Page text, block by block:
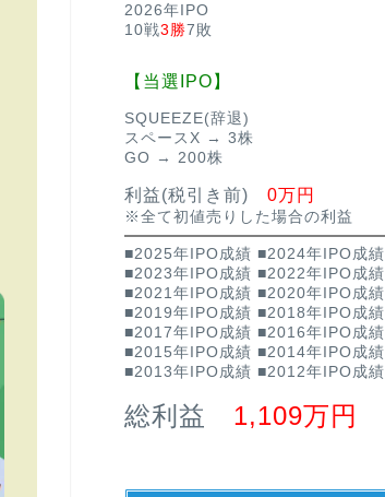
2026年IPO
10戦3勝7敗
【当選IPO】
SQUEEZE(辞退)
スペースX → 3株
GO → 200株
利益(税引き前) 0万円
※全て初値売りした場合の利益
■2025年IPO成績 ■2024年IPO成績
■2023年IPO成績 ■2022年IPO成績
■2021年IPO成績 ■2020年IPO成績
■2019年IPO成績 ■2018年IPO成績
■2017年IPO成績 ■2016年IPO成績
■2015年IPO成績 ■2014年IPO成績
■2013年IPO成績 ■2012年IPO成績
総利益 1,109万円